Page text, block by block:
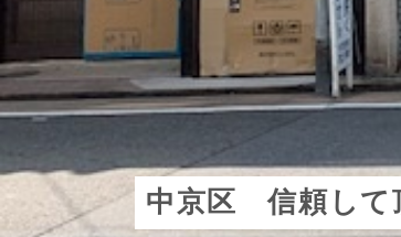
中京区 信頼して